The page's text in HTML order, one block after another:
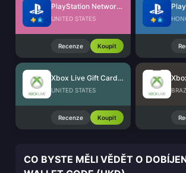
PlayStation Network Card (US)
UNITED STATES
Recenze Koupit
Xbox Live Gift Card (US)
UNITED STATES
Recenze Koupit
CO BYSTE MĚLI VĚDĚT O